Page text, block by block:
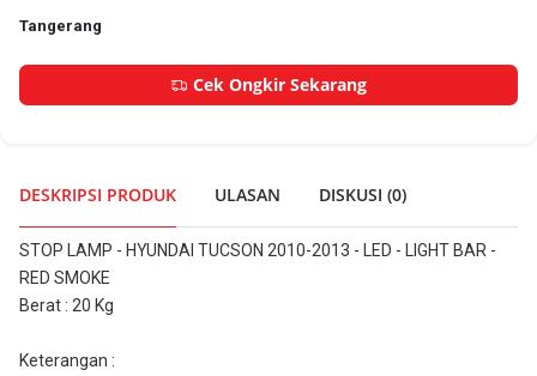
Tangerang
Cek Ongkir Sekarang
DESKRIPSI PRODUK ULASAN DISKUSI (0)
STOP LAMP - HYUNDAI TUCSON 2010-2013 - LED - LIGHT BAR -
RED SMOKE
Berat : 20 Kg
Keterangan :